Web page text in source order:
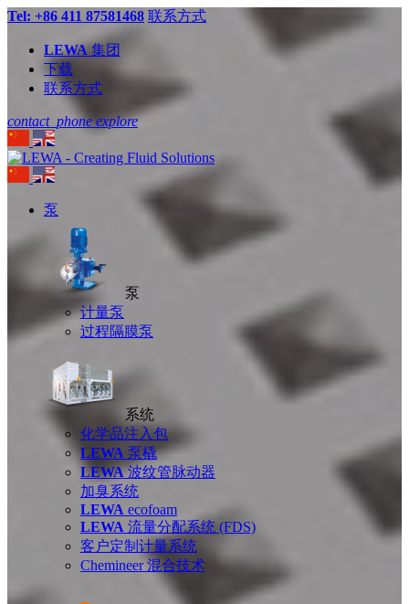
Tel: +86 411 87581468 联系方式
LEWA集团
下载
联系方式
contact_phone explore
泵
泵
计量泵
过程隔膜泵
系统
化学品注入包
LEWA 泵橇
LEWA波纹管脉动器
加臭系统
LEWA ecofoam
LEWA 流量分配系统 (FDS)
客户定制计量系统
Chemineer 混合技术